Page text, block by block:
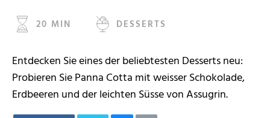
20 MIN DESSERTS
Entdecken Sie eines der beliebtesten Desserts neu:
Probieren Sie Panna Cotta mit weisser Schokolade,
Erdbeeren und der leichten Süsse von Assugrin.